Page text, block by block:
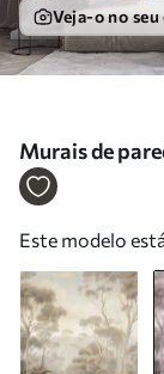
Veja-o no seu
Murais de
enevoada
Este modelo